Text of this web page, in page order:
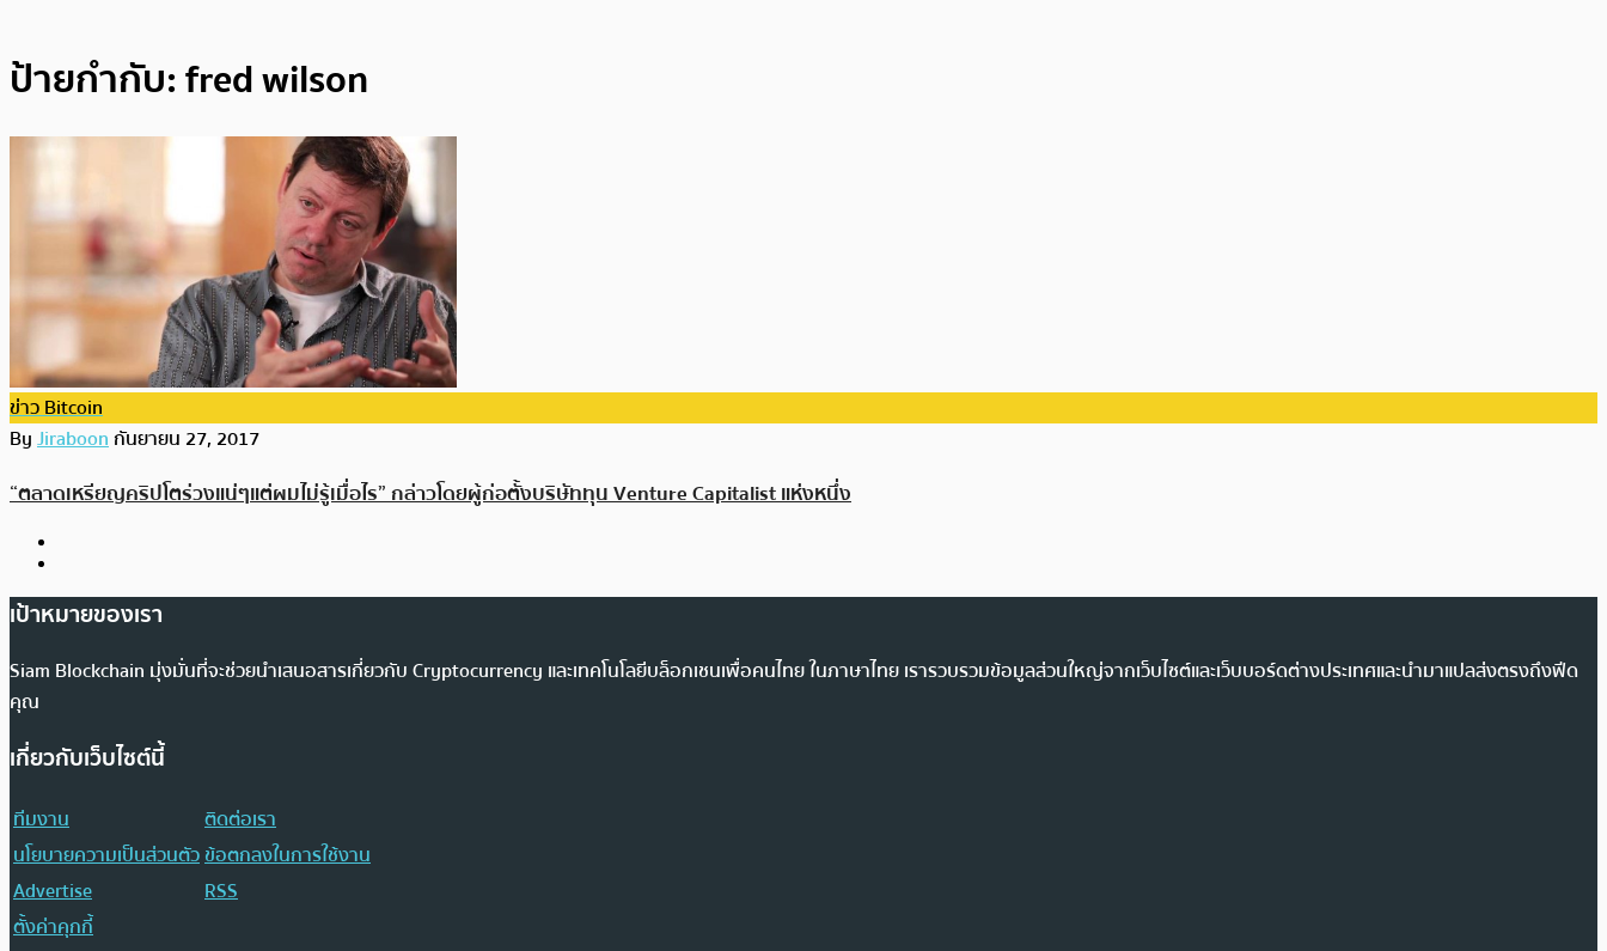
ป้ายกำกับ:fred wilson
ข่าว Bitcoin
ByJiraboonกันยายน 27, 2017
“ตลาดเหรียญคริปโตร่วงแน่ๆแต่ผมไม่รู้เมื่อไร” กล่าวโดยผู้ก่อตั้งบริษัททุน Venture Capitalist แห่งหนึ่ง
เป้าหมายของเรา
Siam Blockchain มุ่งมั่นที่จะช่วยนำเสนอสารเกี่ยวกับ Cryptocurrency และเทคโนโลยีบล็อกเชนเพื่อคนไทย ในภาษาไทย เรารวบรวมข้อมูลส่วนใหญ่จากเว็บไซต์และเว็บบอร์ดต่างประเทศและนำมาแปลส่งตรงถึงฟีด
คุณ
เกี่ยวกับเว็บไซต์นี้
ทีมงาน
ติดต่อเรา
นโยบายความเป็นส่วนตัวข้อตกลงในการใช้งาน
Advertise
RSS
ตั้งค่าคุกกี้